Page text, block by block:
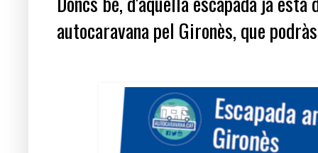
autocaravana pel Gironès, que